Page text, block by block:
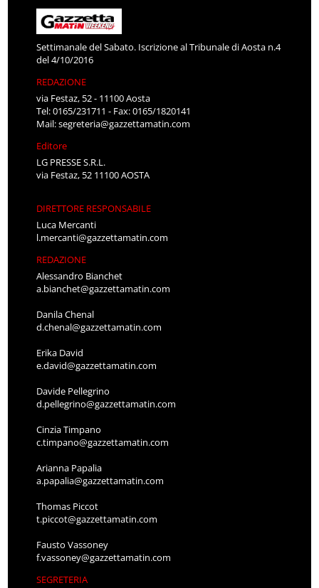
Settimanale del Sabato. Iscrizione al Tribunale di Aosta n.4
del 4/10/2016
REDAZIONE
via Festaz, 52 - 11100 Aosta
Tel: 0165/231711 - Fax: 0165/1820141
Mail:segreteria@gazzettamatin.com
Editore
LG PRESSE S.R.L.
via Festaz, 52 11100 AOSTA
DIRETTORE RESPONSABILE
Luca Mercanti
l.mercanti@gazzettamatin.com
REDAZIONE
Alessandro Bianchet
a.bianchet@gazzettamatin.com
Danila Chenal
d.chenal@gazzettamatin.com
Erika David
e.david@gazzettamatin.com
Davide Pellegrino
d.pellegrino@gazzettamatin.com
Cinzia Timpano
c.timpano@gazzettamatin.com
Arianna Papalia
a.papalia@gazzettamatin.com
Thomas Piccot
t.piccot@gazzettamatin.com
Fausto Vassoney
f.vassoney@gazzettamatin.com
SEGRETERIA